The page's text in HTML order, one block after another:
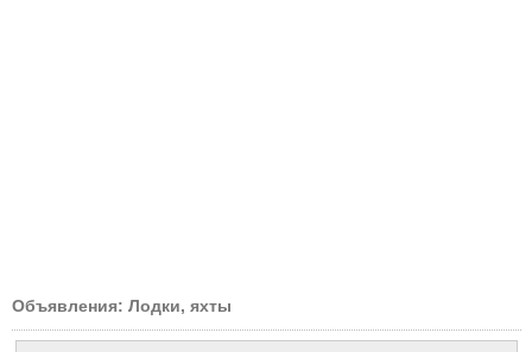
Объявления: Лодки, яхты